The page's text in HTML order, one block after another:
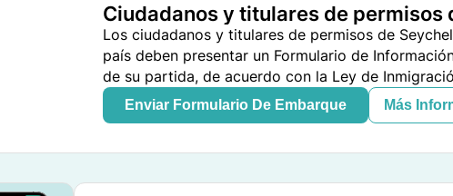
Ciudadanos y titulares de permisos
Los ciudadanos y titulares de permisos de
país deben presentar un Formulario de
de su partida, de acuerdo con la Ley de
Enviar Formulario De Embarque Más